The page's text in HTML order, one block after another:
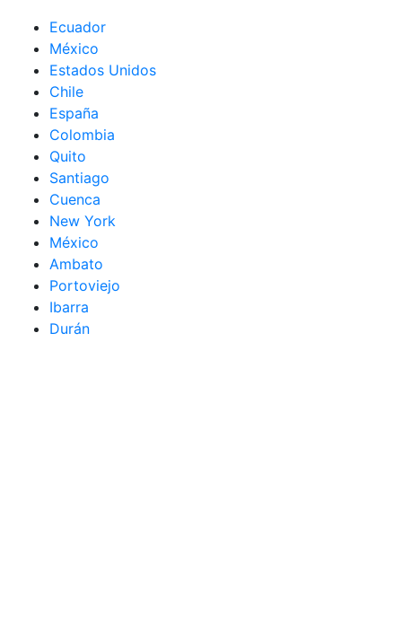
Ecuador
México
Estados Unidos
Chile
España
Colombia
Quito
Santiago
Cuenca
New York
México
Ambato
Portoviejo
Ibarra
Durán